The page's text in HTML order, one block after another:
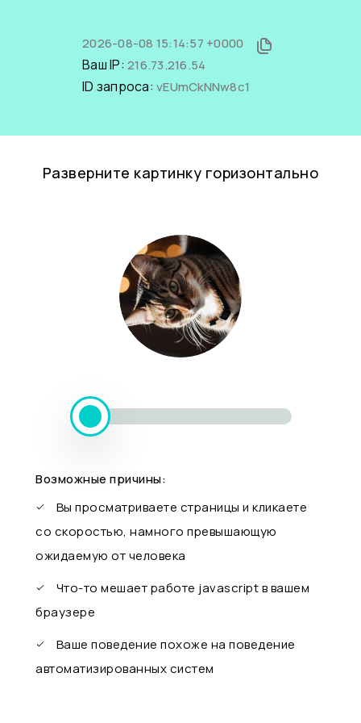
2026-08-08 15:14:57 +0000
Ваш IP: 216.73.216.54
ID запроса: vEUmCkNNw8c1
Разверните картинку горизонтально
Возможные причины:
Вы просматриваете страницы и кликаете
со скоростью, намного превышающую
ожидаемую от человека
Что-то мешает работе javascript в вашем
браузере
Ваше поведение похоже на поведение
автоматизированных систем